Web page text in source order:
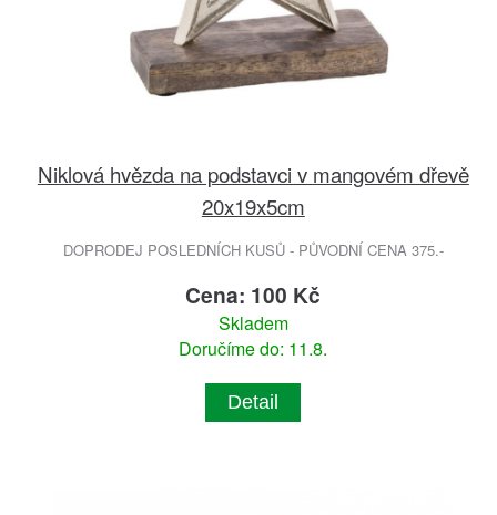
Niklová hvězda na podstavci v mangovém dřevě
20x19x5cm
DOPRODEJ POSLEDNÍCH KUSŮ - PŮVODNÍ CENA 375.-
Cena: 100 Kč
Skladem
Doručíme do: 11.8.
Detail